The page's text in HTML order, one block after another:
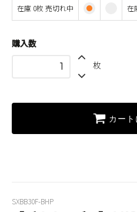
在庫 0枚 売切れ中 在
購入数
枚
カー
SXBB30F-BHP